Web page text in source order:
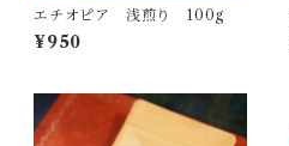
エチオピア 浅煎り 100g
¥950